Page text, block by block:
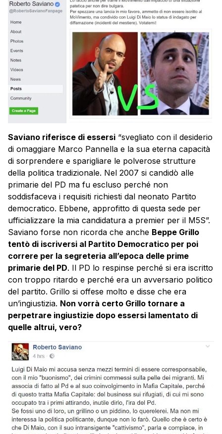
Saviano riferisce di essersi “svegliato con il desiderio
di omaggiare Marco Pannella e la sua eterna capacità
di sorprendere e sparigliare le polverose strutture
della politica tradizionale. Nel 2007 si candidò alle
primarie del PD ma fu escluso perché non
soddisfaceva i requisiti richiesti dal neonato Partito
democratico. Ebbene, approfitto di questa sede per
ufficializzare la mia candidatura a premier per il M5S”.
Saviano forse non ricorda che anche Beppe Grillo
tentò di iscriversi al Partito Democratico per poi
correre per la segreteria all’epoca delle prime
primarie del PD. Il PD lo respinse perché si era iscritto
con troppo ritardo e perché era un avversario politico
del partito. Grillo si offese molto e disse che era
un’ingiustizia. Non vorrà certo Grillo tornare a
perpetrare ingiustizie dopo essersi lamentato di
quelle altrui, vero?